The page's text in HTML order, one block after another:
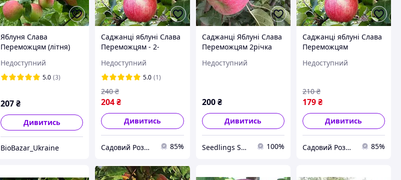
Яблуня Слава
Переможцям (літня)
Недоступний
5.0 (3)
207₴
Дивитись
BioBazar_Ukraine
Саджанці яблуні Слава
Переможцям - 2-
Недоступний
5.0 (1)
204₴
240 ₴
Дивитись
Садовий Розмай 85%
Саджанці Яблуні Слава
Переможцям 2річка
Недоступний
200 ₴
Дивитись
Seedlings Shop 100%
Саджанці яблуні Слава
Переможцям
Недоступний
179₴
210 ₴
Дивитись
Садовий Розмай 85%